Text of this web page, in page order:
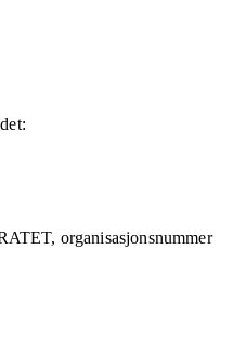
organisasjonsnummer